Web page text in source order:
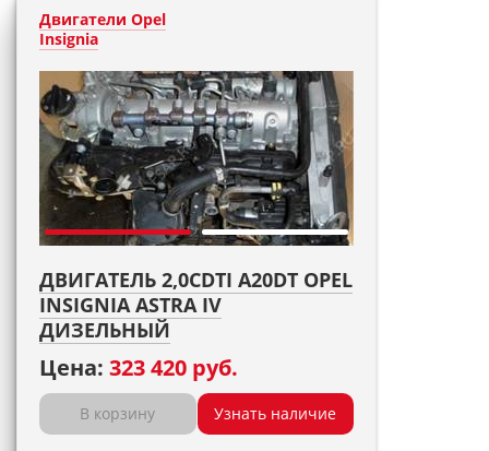
Двигатели Opel
Insignia
ДВИГАТЕЛЬ 2,0CDTI A20DT OPEL
INSIGNIA ASTRA IV
ДИЗЕЛЬНЫЙ
Цена: 323 420 руб.
В корзину Узнать наличие